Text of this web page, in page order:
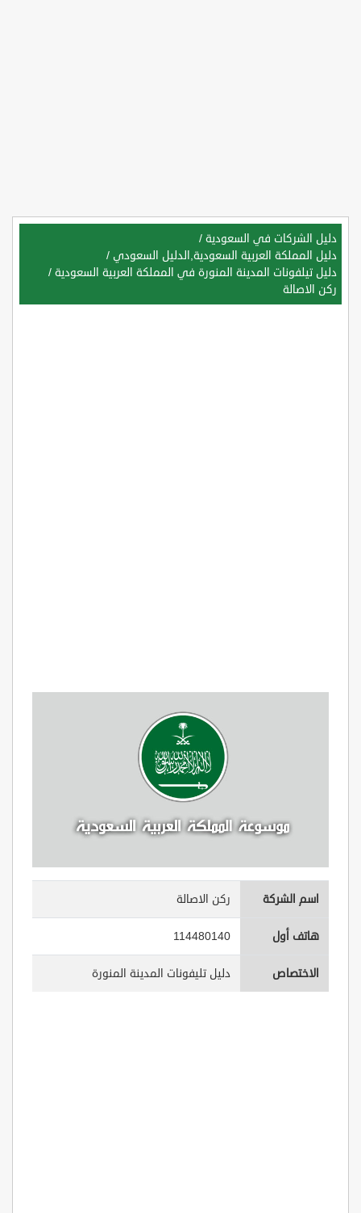
دليل الشركات في السعودية /
دليل المملكة العربية السعودية,الدليل السعودي /
دليل تيلفونات المدينة المنورة في المملكة العربية السعودية /
ركن الاصالة
اسم الشركة ركن الاصالة
هاتف أول 114480140
الاختصاص دليل تليفونات المدينة المنورة